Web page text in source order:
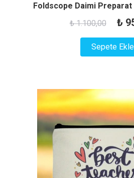
Foldscope Daimi Preparat
₺1.100,00
₺
₺
Sepete Ekle